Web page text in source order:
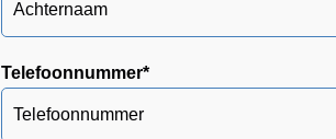
Telefoonnummer*